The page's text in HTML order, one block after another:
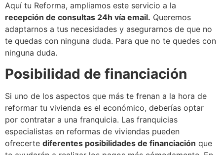
Aquí tu Reforma, ampliamos este servicio a la
recepción de consultas 24h vía email. Queremos
adaptarnos a tus necesidades y asegurarnos de que no
te quedas con ninguna duda. Para que no te quedes con
ninguna duda.
Posibilidad de financiación
Si uno de los aspectos que más te frenan a la hora de
reformar tu vivienda es el económico, deberías optar
por contratar a una franquicia. Las franquicias
especialistas en reformas de viviendas pueden
ofrecerte diferentes posibilidades de financiación que